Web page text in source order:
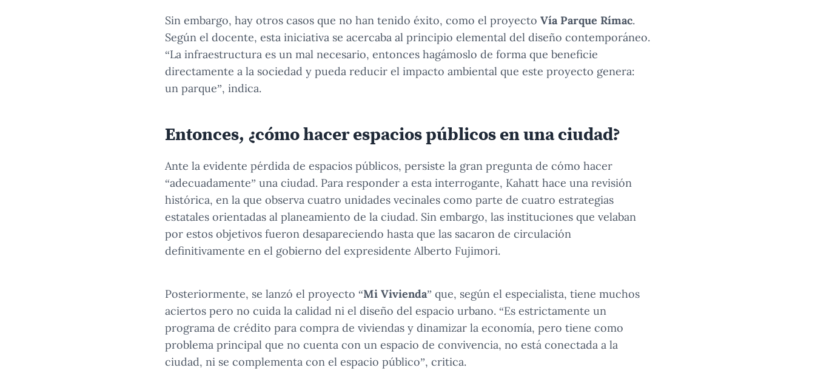
Sin embargo, hay otros casos que no han tenido éxito, como el proyecto Vía Parque Rímac.
Según el docente, esta iniciativa se acercaba al principio elemental del diseño contemporáneo.
“La infraestructura es un mal necesario, entonces hagámoslo de forma que beneficie
directamente a la sociedad y pueda reducir el impacto ambiental que este proyecto genera:
un parque”, indica.
Entonces, ¿cómo hacer espacios públicos en una ciudad?
Ante la evidente pérdida de espacios públicos, persiste la gran pregunta de cómo hacer
“adecuadamente” una ciudad. Para responder a esta interrogante, Kahatt hace una revisión
histórica, en la que observa cuatro unidades vecinales como parte de cuatro estrategias
estatales orientadas al planeamiento de la ciudad. Sin embargo, las instituciones que velaban
por estos objetivos fueron desapareciendo hasta que las sacaron de circulación
definitivamente en el gobierno del expresidente Alberto Fujimori.
Posteriormente, se lanzó el proyecto “Mi Vivienda” que, según el especialista, tiene muchos
aciertos pero no cuida la calidad ni el diseño del espacio urbano. “Es estrictamente un
programa de crédito para compra de viviendas y dinamizar la economía, pero tiene como
problema principal que no cuenta con un espacio de convivencia, no está conectada a la
ciudad, ni se complementa con el espacio público”, critica.